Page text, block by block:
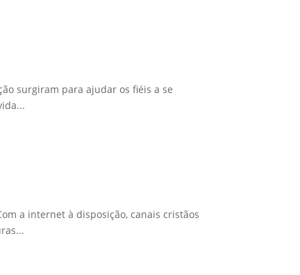
surgiram para ajudar os fiéis a se
a internet à disposição, canais cristãos